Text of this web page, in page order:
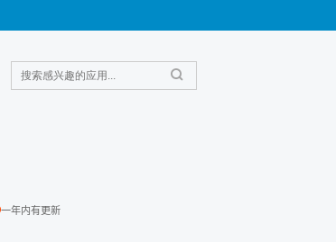
一年内有更新